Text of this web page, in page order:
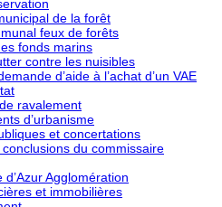
de la forêt
feux de forêts
fonds marins
contre les nuisibles
d’aide à l’achat d’un VAE
ravalement
d’urbanisme
et concertations
du commissaire
d’Azur Agglomération
et immobilières